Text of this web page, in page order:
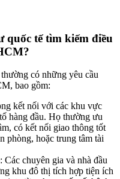
quốc tế tìm kiếm điều
có những yêu cầu
bao gồm:
kết nối với các khu vực
hàng đầu. Họ thường ưu
có kết nối giao thông tốt
phòng, hoặc trung tâm tài
: Các chuyên gia và nhà đầu
khu đô thị tích hợp tiện ích